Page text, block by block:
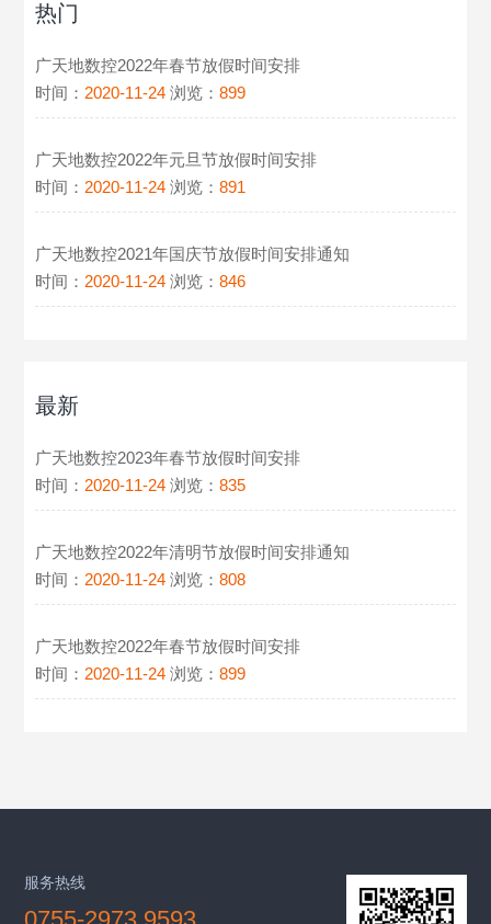
热门
广天地数控2022年春节放假时间安排
时间： 2020-11-24 浏览：899
广天地数控2022年元旦节放假时间安排
时间： 2020-11-24 浏览：891
广天地数控2021年国庆节放假时间安排通知
时间： 2020-11-24 浏览：846
最新
广天地数控2023年春节放假时间安排
时间： 2020-11-24 浏览：835
广天地数控2022年清明节放假时间安排通知
时间： 2020-11-24 浏览：808
广天地数控2022年春节放假时间安排
时间： 2020-11-24 浏览：899
服务热线